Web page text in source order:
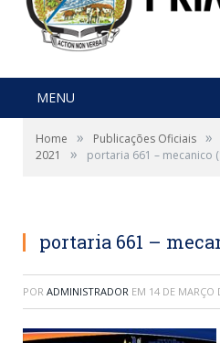
MENU
Home » Publicações Oficiais »
2021
» portaria 661 – mecanico
portaria 661 –
POR ADMINISTRADOR EM 14 DE MARÇO